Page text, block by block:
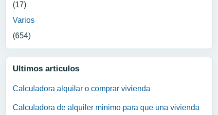
(17)
Varios
(654)
Ultimos articulos
Calculadora alquilar o comprar vivienda
Calculadora de alquiler minimo para que una vivienda